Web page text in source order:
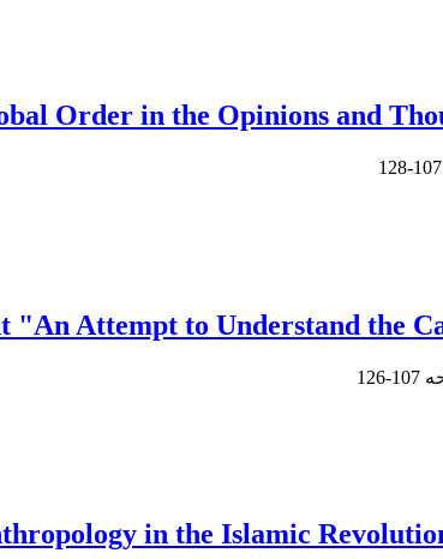
Order in the Opinions and
107-128
Attempt to Understand the
107-126
in the Islamic